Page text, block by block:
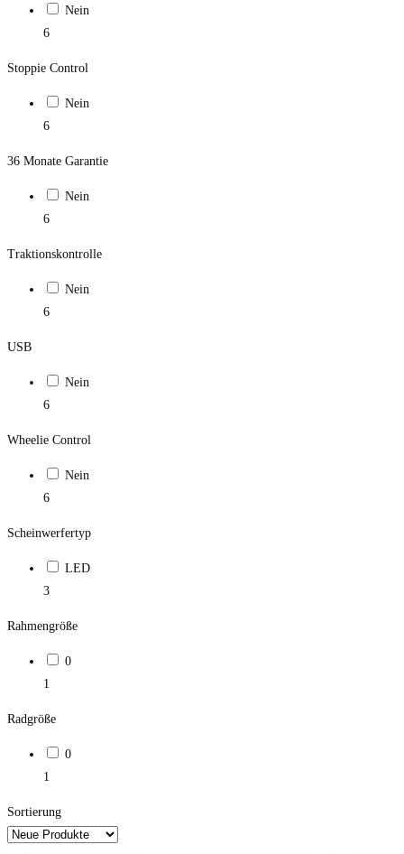
Nein
6
Stoppie Control
Nein
6
36 Monate Garantie
Nein
6
Traktionskontrolle
Nein
6
USB
Nein
6
Wheelie Control
Nein
6
Scheinwerfertyp
LED
3
Rahmengröße
0
1
Radgröße
0
1
Sortierung